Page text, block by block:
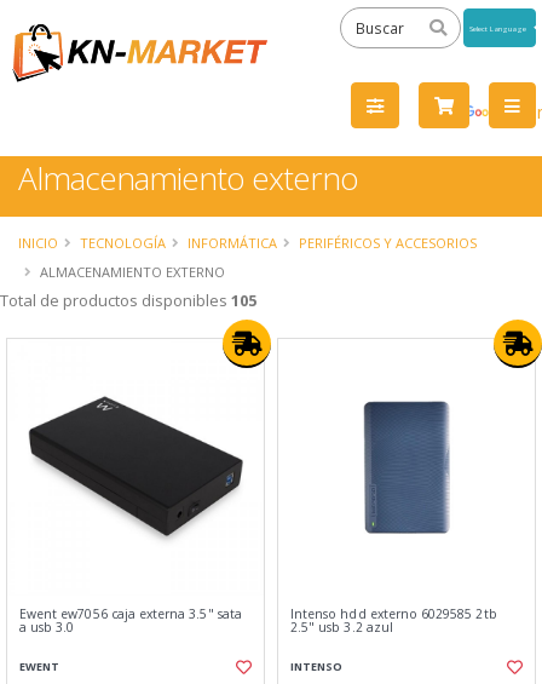
by
Almacenamiento externo
INICIO TECNOLOGÍA INFORMÁTICA
PERIFÉRICOS Y ACCESORIOS
ALMACENAMIENTO EXTERNO
Total de productos disponibles 105
Ewent ew7056 caja externa 3.5" sata
a usb 3.0
EWENT
Intenso hdd externo 6029585 2tb
2.5" usb 3.2 azul
INTENSO